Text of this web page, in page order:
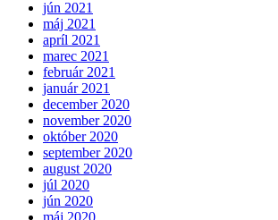
jún 2021
máj 2021
apríl 2021
marec 2021
február 2021
január 2021
december 2020
november 2020
október 2020
september 2020
august 2020
júl 2020
jún 2020
máj 2020